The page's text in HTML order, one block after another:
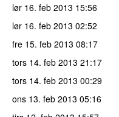
lør 16. feb 2013 15:56
lør 16. feb 2013 02:52
fre 15. feb 2013 08:17
tors 14. feb 2013 21:17
tors 14. feb 2013 00:29
ons 13. feb 2013 05:16